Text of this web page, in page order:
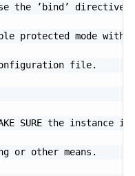
the ’bind’
protected mode with
file.
SURE the instance
or other means.